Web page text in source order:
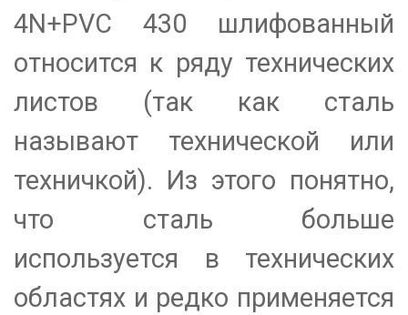
4N+PVC 430 шлифованный
относится к ряду технических
листов (так как сталь
называют технической или
техничкой). Из этого понятно,
что сталь больше
используется в технических
областях и редко применяется